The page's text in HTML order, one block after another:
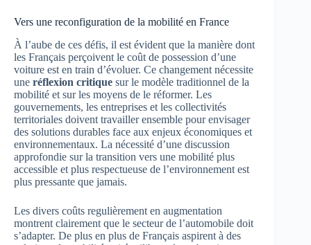
Vers une reconfiguration de la mobilité en France
À l’aube de ces défis, il est évident que la manière dont
les Français perçoivent le coût de possession d’une
voiture est en train d’évoluer. Ce changement nécessite
une réflexion critique sur le modèle traditionnel de la
mobilité et sur les moyens de le réformer. Les
gouvernements, les entreprises et les collectivités
territoriales doivent travailler ensemble pour envisager
des solutions durables face aux enjeux économiques et
environnementaux. La nécessité d’une discussion
approfondie sur la transition vers une mobilité plus
accessible et plus respectueuse de l’environnement est
plus pressante que jamais.
Les divers coûts regulièrement en augmentation
montrent clairement que le secteur de l’automobile doit
s’adapter. De plus en plus de Français aspirent à des